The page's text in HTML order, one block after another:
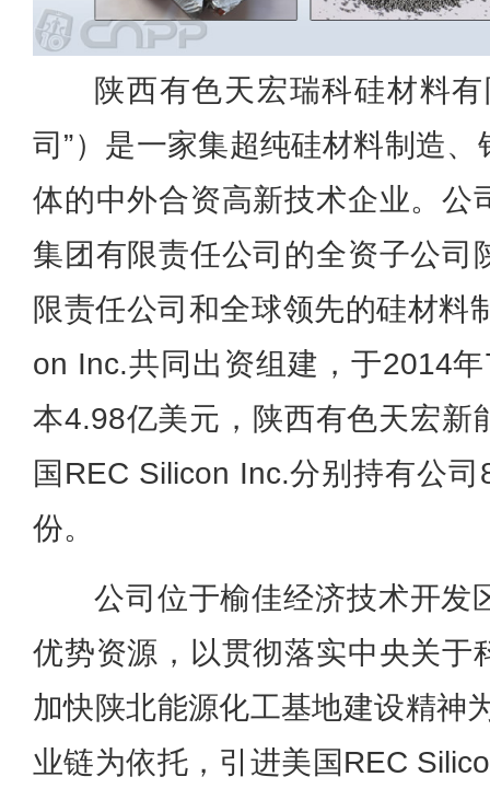
陕西有色天宏瑞科硅材料
司”）是一家集超纯硅材料制造
体的中外合资高新技术企业。公
集团有限责任公司的全资子公司
限责任公司和全球领先的硅材料
on Inc.共同出资组建，于2014
本4.98亿美元，陕西有色天宏新
国REC Silicon Inc.分别持有公
份。
公司位于榆佳经济技术开发
优势资源，以贯彻落实中央关于
加快陕北能源化工基地建设精神
业链为依托，引进美国REC